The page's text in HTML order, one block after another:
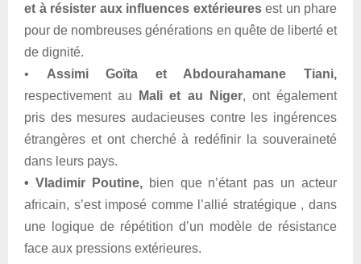
et à résister aux influences extérieuresest un phare
pour de nombreuses générations en quête de liberté et
de dignité.
• Assimi Goïta et Abdourahamane Tiani,
respectivement au
Mali et au Niger, ont également
pris des mesures audacieuses contre les ingérences
étrangères et ont cherché à redéfinir la souveraineté
dans leurs pays.
• Vladimir Poutine,bien que n’étant pas un acteur
africain, s’est imposé comme l’allié stratégique , dans
une logique de répétition d’un modèle de résistance
face aux pressions extérieures.